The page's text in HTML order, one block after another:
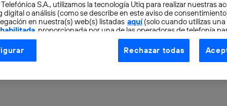
una ley matemática en
S.A., utilizamos la tecnología Utiq para realizar nuestras
digital o análisis (como se describe en este aviso de
en nuestra(s) web(s) listadas aquí(solo cuando utilizas una
, proporcionada por una de las operadoras de telefonía
consentimiento en cada página web).
Utiq está diseñada con la privacidad como prioridad
dirección IP y otra información de la cuenta de cliente de
Rechazar todas